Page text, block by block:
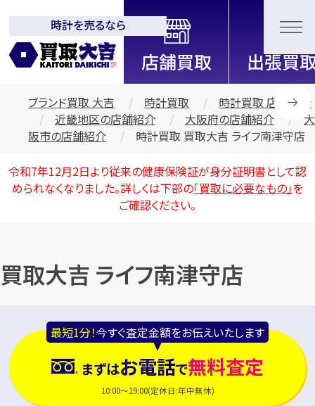
全国2200店舗以上展開中！
信頼と実績の買取専門店「買取大
吉」
時計を売るなら
ブランド買取 大吉 時計買取
時計買取 店舗紹介
近畿地区の店舗紹介
大阪府の店舗紹介
大
阪市の店舗紹介
時計買取 買取大吉 ライフ南津守店
令和7年12月2日より従来の健康保険証が身分証明書として認
められなくなりました。詳しくは下部の「買取に必要なもの」を
ご確認ください。
買取大吉 ライフ南津守店
最短1分！今すぐ査定金額をお伝えいたします
まずはお電話で無料査定
10:00～19:00(定休日:年中無休)